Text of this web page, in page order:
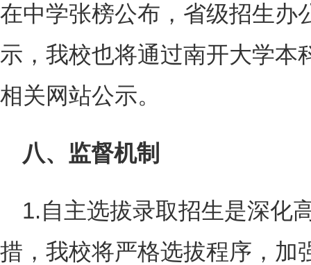
在中学张榜公布，省级招生办
示，我校也将通过南开大学本
相关网站公示。
八、监督机制
1.自主选拔录取招生是深化
措，我校将严格选拔程序，加